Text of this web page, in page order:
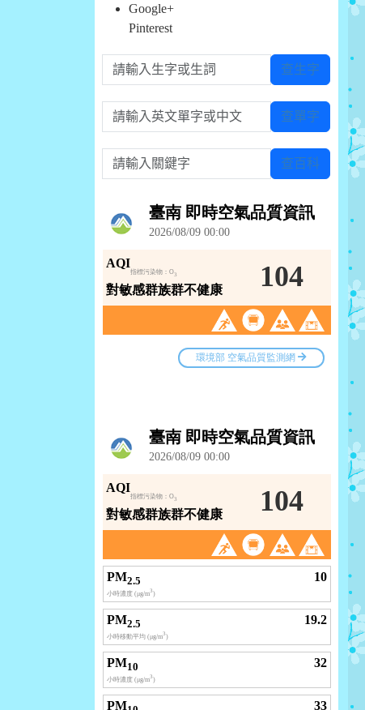
Google+
Pinterest
請輸入生字或生詞 查生字
請輸入英文單字或中文 查單字
請輸入關鍵字 查百科